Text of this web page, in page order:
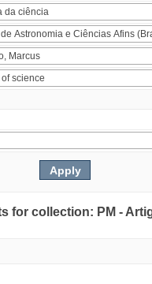
for collection: PM -